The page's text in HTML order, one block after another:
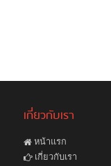
เกี่ยวกับเรา
หน้าแรก
เกี่ยวกับเรา